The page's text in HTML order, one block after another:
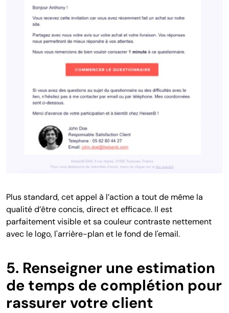
Plus standard, cet appel à l’action a tout de même la
qualité d’être concis, direct et efficace. Il est
parfaitement visible et sa couleur contraste nettement
avec le logo, l'arrière-plan et le fond de l'email.
5. Renseigner une estimation
de temps de complétion pour
rassurer votre client